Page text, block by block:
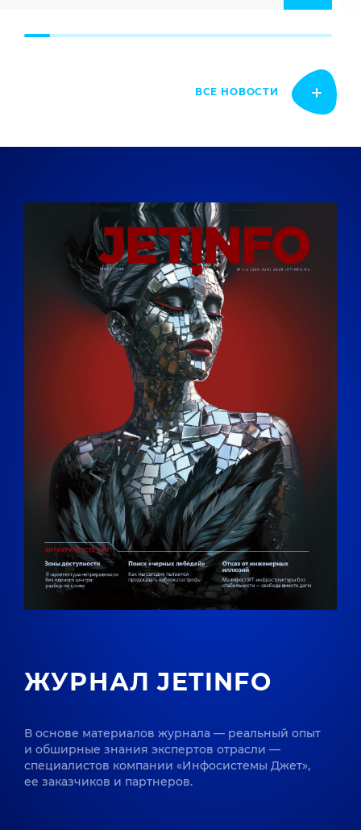
ВСЕ НОВОСТИ
ЖУРНАЛ JETINFO
В основе материалов журнала — реальный опыт
и обширные знания экспертов отрасли —
специалистов компании «Инфосистемы Джет»,
ее заказчиков и партнеров.